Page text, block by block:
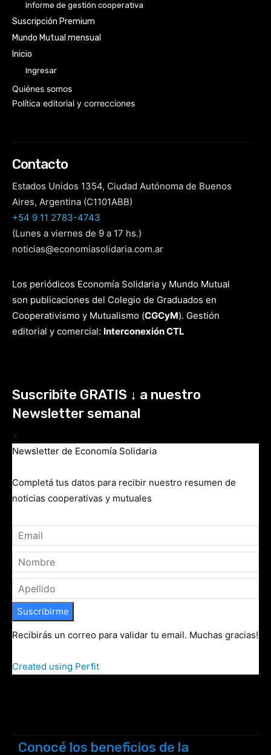
Informe de gestión cooperativa
Suscripción Premium
Mundo Mutual mensual
Inicio
Ingresar
Quiénes somos
Política editorial y correcciones
Contacto
Estados Unidos 1354, Ciudad Autónoma de Buenos
Aires, Argentina (C1101ABB)
+54 9 11 2783-4743
(Lunes a viernes de 9 a 17 hs.)
noticias@economiasolidaria.com.ar
Los periódicos Economía Solidaria y Mundo Mutual
son publicaciones del Colegio de Graduados en
Cooperativismo y Mutualismo (CGCyM). Gestión
editorial y comercial: Interconexión CTL
Suscribite GRATIS ↓ a nuestro
Newsletter semanal
×
Newsletter de Economía Solidaria
Completá tus datos para recibir nuestro resumen de
noticias cooperativas y mutuales
Suscribirme
Recibirás un correo para validar tu email. Muchas gracias!
Created using Perfit
Conocé los beneficios de la